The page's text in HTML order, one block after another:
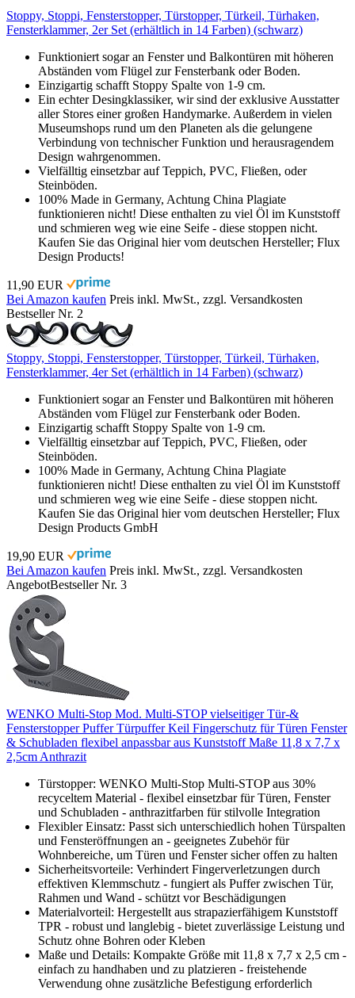
Stoppy, Stoppi, Fensterstopper, Türstopper, Türkeil, Türhaken,
Fensterklammer, 2er Set (erhältlich in 14 Farben) (schwarz)
Funktioniert sogar an Fenster und Balkontüren mit höheren
Abständen vom Flügel zur Fensterbank oder Boden.
Einzigartig schafft Stoppy Spalte von 1-9 cm.
Ein echter Desingklassiker, wir sind der exklusive Ausstatter
aller Stores einer großen Handymarke. Außerdem in vielen
Museumshops rund um den Planeten als die gelungene
Verbindung von technischer Funktion und herausragendem
Design wahrgenommen.
Vielfälltig einsetzbar auf Teppich, PVC, Fließen, oder
Steinböden.
100% Made in Germany, Achtung China Plagiate
funktionieren nicht! Diese enthalten zu viel Öl im Kunststoff
und schmieren weg wie eine Seife - diese stoppen nicht.
Kaufen Sie das Original hier vom deutschen Hersteller; Flux
Design Products!
11,90 EUR
Bei Amazon kaufen Preis inkl. MwSt., zzgl. Versandkosten
Bestseller Nr. 2
Stoppy, Stoppi, Fensterstopper, Türstopper, Türkeil, Türhaken,
Fensterklammer, 4er Set (erhältlich in 14 Farben) (schwarz)
Funktioniert sogar an Fenster und Balkontüren mit höheren
Abständen vom Flügel zur Fensterbank oder Boden.
Einzigartig schafft Stoppy Spalte von 1-9 cm.
Vielfälltig einsetzbar auf Teppich, PVC, Fließen, oder
Steinböden.
100% Made in Germany, Achtung China Plagiate
funktionieren nicht! Diese enthalten zu viel Öl im Kunststoff
und schmieren weg wie eine Seife - diese stoppen nicht.
Kaufen Sie das Original hier vom deutschen Hersteller; Flux
Design Products GmbH
19,90 EUR
Bei Amazon kaufen Preis inkl. MwSt., zzgl. Versandkosten
AngebotBestseller Nr. 3
WENKO Multi-Stop Mod. Multi-STOP vielseitiger Tür-&
Fensterstopper Puffer Türpuffer Keil Fingerschutz für Türen Fenster
& Schubladen flexibel anpassbar aus Kunststoff Maße 11,8 x 7,7 x
2,5cm Anthrazit
Türstopper: WENKO Multi-Stop Multi-STOP aus 30%
recyceltem Material - flexibel einsetzbar für Türen, Fenster
und Schubladen - anthrazitfarben für stilvolle Integration
Flexibler Einsatz: Passt sich unterschiedlich hohen Türspalten
und Fensteröffnungen an - geeignetes Zubehör für
Wohnbereiche, um Türen und Fenster sicher offen zu halten
Sicherheitsvorteile: Verhindert Fingerverletzungen durch
effektiven Klemmschutz - fungiert als Puffer zwischen Tür,
Rahmen und Wand - schützt vor Beschädigungen
Materialvorteil: Hergestellt aus strapazierfähigem Kunststoff
TPR - robust und langlebig - bietet zuverlässige Leistung und
Schutz ohne Bohren oder Kleben
Maße und Details: Kompakte Größe mit 11,8 x 7,7 x 2,5 cm -
einfach zu handhaben und zu platzieren - freistehende
Verwendung ohne zusätzliche Befestigung erforderlich